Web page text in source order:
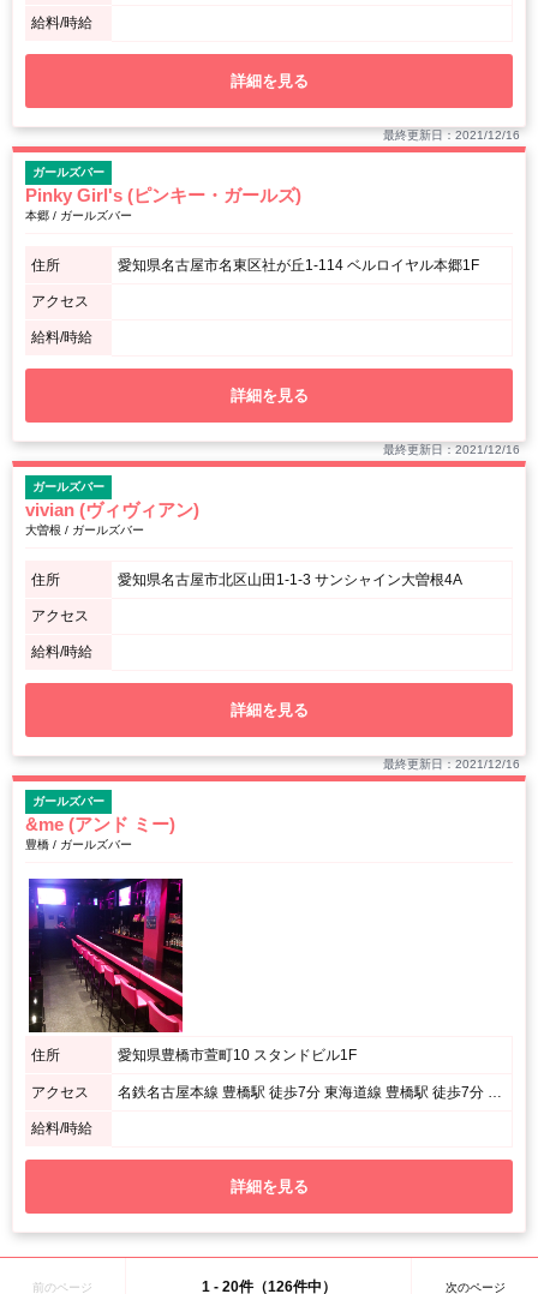
給料/時給
詳細を見る
最終更新日：2021/12/16
ガールズバー
Pinky Girl's (ピンキー・ガールズ)
本郷 / ガールズバー
住所 愛知県名古屋市名東区社が丘1-114 ベルロイヤル本郷1F
アクセス
給料/時給
詳細を見る
最終更新日：2021/12/16
ガールズバー
vivian (ヴィヴィアン)
大曽根 / ガールズバー
住所 愛知県名古屋市北区山田1-1-3 サンシャイン大曽根4A
アクセス
給料/時給
詳細を見る
最終更新日：2021/12/16
ガールズバー
&me (アンド ミー)
豊橋 / ガールズバー
住所 愛知県豊橋市萱町10 スタンドビル1F
アクセス 名鉄名古屋本線 豊橋駅 徒歩7分 東海道線 豊橋駅 徒歩7分 飯田線 豊橋駅 徒歩7分
給料/時給
詳細を見る
前のページ 1 - 20件（126件中） 次のページ